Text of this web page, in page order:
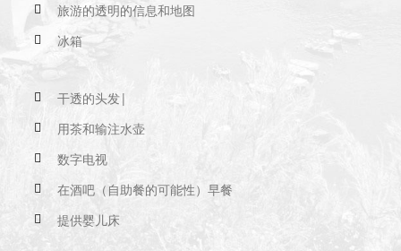
旅游的透明的信息和地图
冰箱
干透的头发|
用茶和输注水壶
数字电视
在酒吧（自助餐的可能性）早餐
提供婴儿床